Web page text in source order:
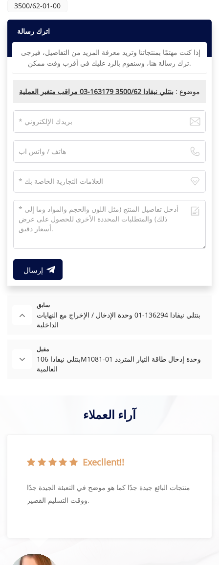
3500/62-01-00
اترك رسالة
ترك رسالة هنا، وسنقوم بالرد عليك في أقرب وقت ممكن.
موضوع : بنتلي نيفادا 3500/62 163179-03 مراقب متغير العملية
إرسال
سابق
بنتلي نيفادا 136294-01 وحدة الإدخال / الإخراج مع النهايات
الداخلية
مقبل
بنتلي نيفادا 106M1081-01 وحدة إدخال طاقة التيار المتردد
العالمية
آراء العملاء
Execllent!!
استجابة سريعة جدًا لطلبات عروض الأسعار الخاصة بي